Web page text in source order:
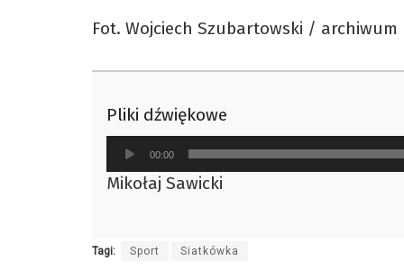
Fot. Wojciech Szubartowski / archiwum
Pliki dźwiękowe
Odtwarzacz
plików
dźwiękowych
00:00
Mikołaj Sawicki
Tagi: Sport Siatkówka